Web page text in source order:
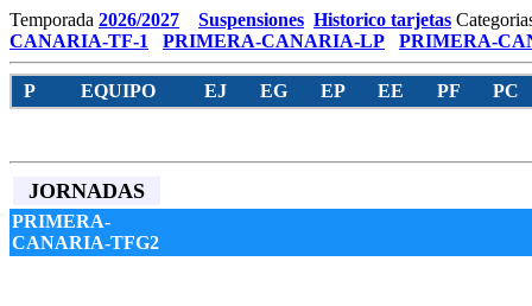
Temporada 2026/2027 Suspensiones Historico tarjetas
CANARIA-TF-1
PRIMERA-CANARIA-LP PRIMERA-
P EQUIPO EJ EG EP EE PF PC
JORNADAS
PRIMERA-
CANARIA-TFG2